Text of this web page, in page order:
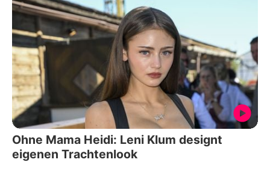
Ohne Mama Heidi: Leni Klum designt
eigenen Trachtenlook